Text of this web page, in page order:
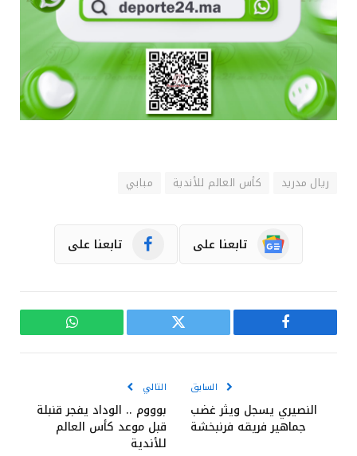
ريال مدريد كأس العالم للأندية مبابي
تابعنا على تابعنا على
فيسبوك تويتر واتساب
السابق
النصيري يسجل ويثر غضب
جماهير فريقه فرنبخشة
التالي
بوووم .. الوداد يفجر قنبلة
قبل موعد كأس العالم
للأندية